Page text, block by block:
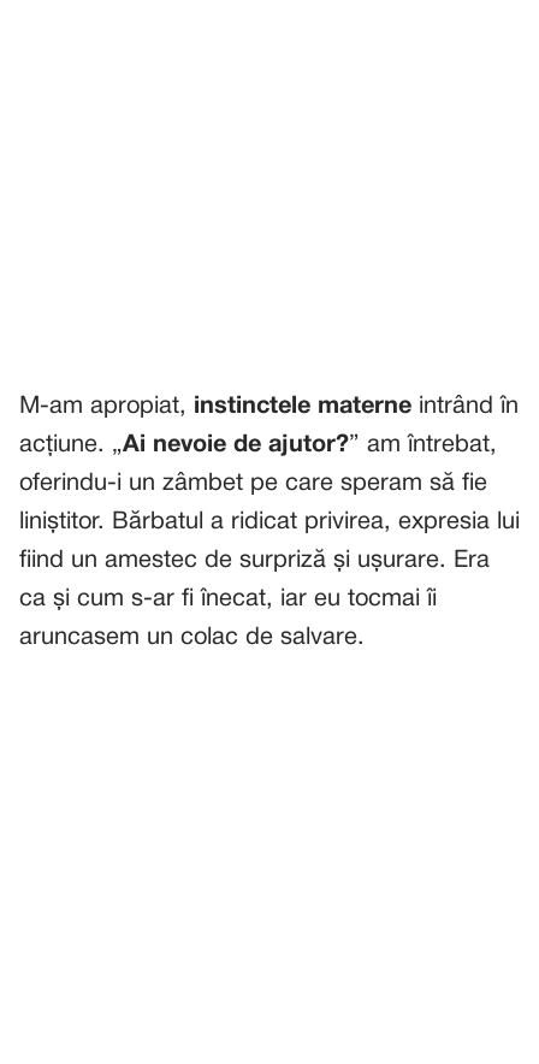
M-am apropiat, instinctele materne intrând în
acțiune. „Ai nevoie de ajutor?” am întrebat,
oferindu-i un zâmbet pe care speram să fie
liniștitor. Bărbatul a ridicat privirea, expresia lui
fiind un amestec de surpriză și ușurare. Era
ca și cum s-ar fi înecat, iar eu tocmai îi
aruncasem un colac de salvare.